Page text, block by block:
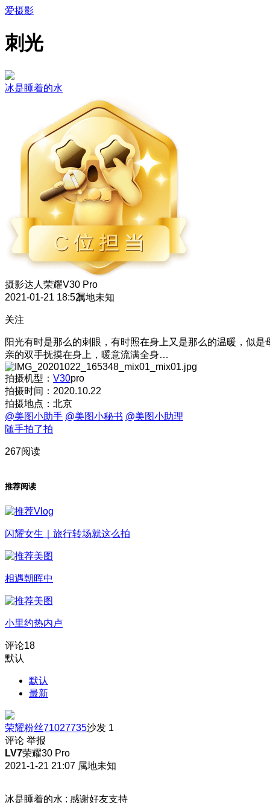
爱摄影
刺光
冰是睡着的水
摄影达人 荣耀V30 Pro
2021-01-21 18:52属地未知
关注
阳光有时是那么的刺眼，有时照在身上又是那么的温暖，似是
亲的双手抚摸在身上，暖意流满全身…
拍摄机型： V30pro
拍摄时间：2020.10.22
拍摄地点：北京
@美图小助手 @美图小秘书 @美图小助理
随手拍了拍
267阅读
推荐阅读
闪耀女生｜旅行转场就这么拍
相遇朝晖中
小里约热内卢
评论18
默认
默认
最新
荣耀粉丝71027735沙发 1
评论 举报
LV7荣耀30 Pro
2021-1-21 21:07 属地未知
冰是睡着的水 : 感谢好友支持